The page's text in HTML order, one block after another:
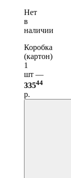
Нет
в
наличии
Коробка
(картон)
1
шт —
33544
р.